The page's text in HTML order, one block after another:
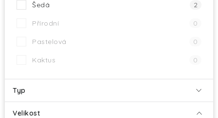
Šedá 2
Přírodní 0
Pastelová 0
Kaktus 0
Typ
Velikost